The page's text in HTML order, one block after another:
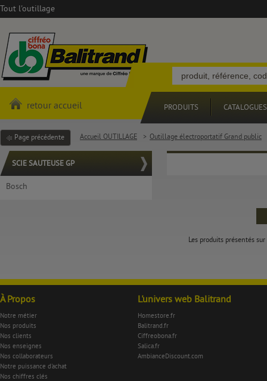
Tout l'outillage
retour accueil PRODUITS CATALOGUES
Page précédente Accueil OUTILLAGE > Outillage électroportatif Grand public
SCIE SAUTEUSE GP
Bosch
Les produits présentés
À Propos
Notre métier
Nos produits
Nos clients
Nos enseignes
Nos collaborateurs
Notre puissance d'achat
Nos chiffres clés
L'univers web Balitrand
Homestore.fr
Balitrand.fr
Ciffreobona.fr
Salica.fr
AmbianceDiscount.com